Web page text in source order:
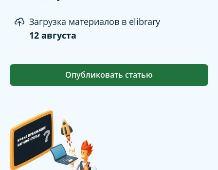
Загрузка материалов в elibrary
12 августа
Опубликовать статью